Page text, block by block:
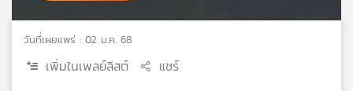
เอส
วันที่เผยแพร่ : 02 ม.ค. 68
เพิ่มในเพลย์ลิสต์ แชร์